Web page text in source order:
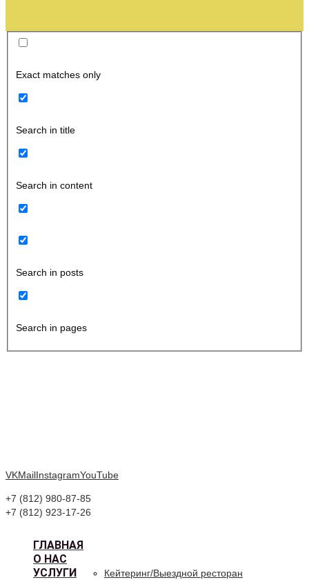
Exact matches only
Search in title
Search in content
Search in posts
Search in pages
VKMailInstagramYouTube
+7 (812) 980-87-85
+7 (812) 923-17-26
ГЛАВНАЯ
О НАС
УСЛУГИ
Кейтеринг/Выездной ресторан